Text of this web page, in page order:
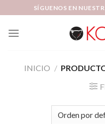
content
SÍGUENOS EN
INICIO /